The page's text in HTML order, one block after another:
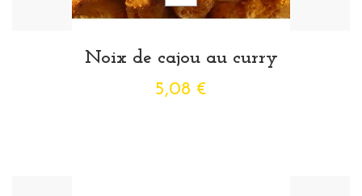
Noix de cajou au curry
5,08 €